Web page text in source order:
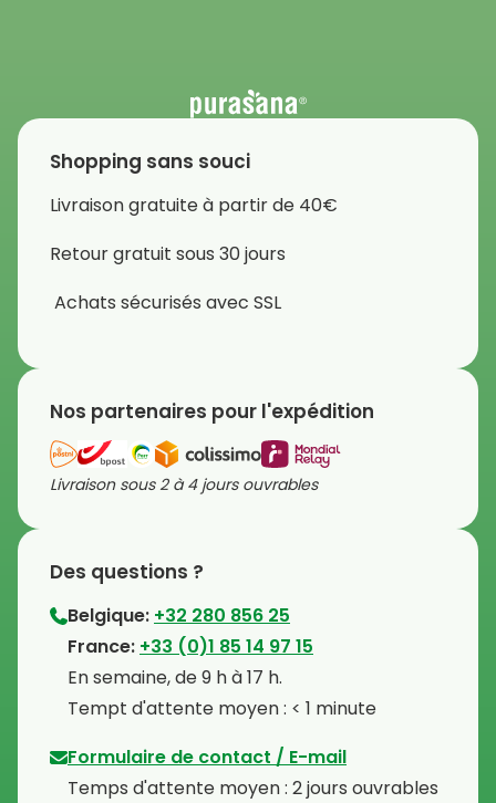
Shopping sans souci
Livraison gratuite à partir de 40€
Retour gratuit sous 30 jours
Achats sécurisés avec SSL
Nos partenaires pour l'expédition
Livraison sous 2 à 4 jours ouvrables
Des questions ?
Belgique: +32 280 856 25
⁠France: +33 (0)1 85 14 97 15
⁠En semaine, de 9 h à 17 h.
⁠Tempt d'attente moyen : < 1 minute
Formulaire de contact / E-mail
Temps d'attente moyen : 2 jours ouvrables